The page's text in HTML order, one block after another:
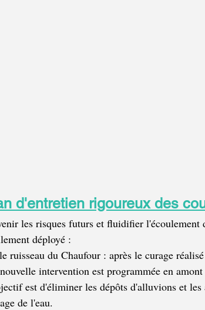
d'entretien rigoureux des
les risques futurs et fluidifier l'écoulement
déployé :
ruisseau du Chaufour : après le curage
intervention est programmée en
est d'éliminer les dépôts d'alluvions et
de l'eau.